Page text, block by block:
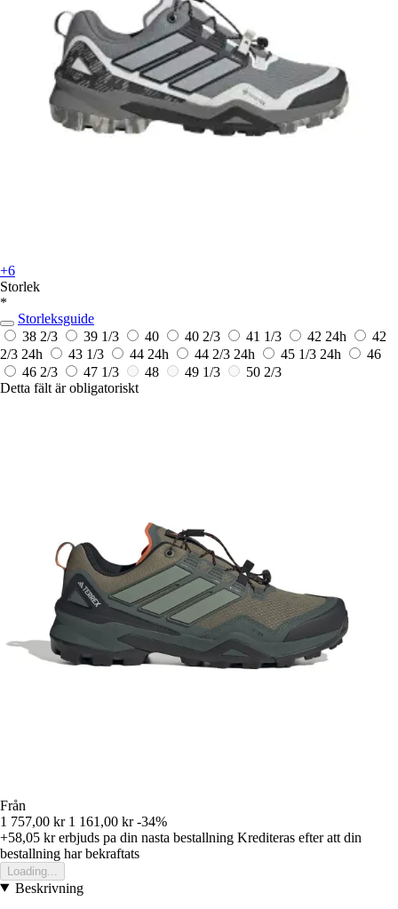
+6
Storlek
*
Storleksguide
38 2/3
39 1/3 40 40 2/3 41 1/3 42 24h
42
2/3 24h 43 1/3 44 24h 44 2/3 24h 45 1/3 24h
46
46 2/3
47 1/3 48 49 1/3
50 2/3
Detta fält är obligatoriskt
Från
1 757,00 kr 1 161,00 kr -34%
+58,05 krerbjuds pa din nasta bestallning Krediteras efter att din
bestallning har bekraftats
Loading...
Beskrivning